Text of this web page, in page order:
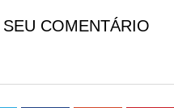
COMENTÁRIO